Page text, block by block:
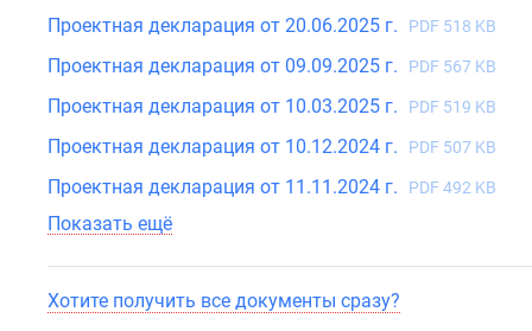
окнами
в
тихий
двор.
С
этажей
раскрывается
на
Проектная декларация от 20.06.2025 г. PDF 518 KB
Проектная декларация от 09.09.2025 г. PDF 567 KB
Проектная декларация от 10.03.2025 г. PDF 519 KB
Проектная декларация от 10.12.2024 г. PDF 507 KB
Проектная декларация от 11.11.2024 г. PDF 492 KB
Показать ещё
Хотите получить все документы сразу?